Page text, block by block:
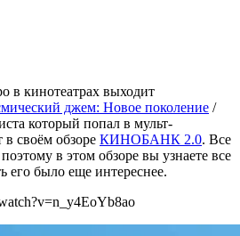
в кинотеатрах выходит
джем: Новое поколение /
который попал в мульт-
в своём обзоре КИНОБАНК 2.0. Все
в этом обзоре вы узнаете все
его было еще интереснее.